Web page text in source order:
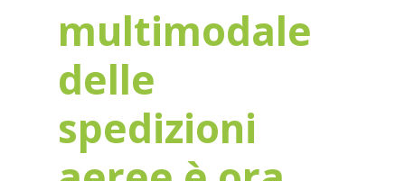
multimodale
delle
spedizioni